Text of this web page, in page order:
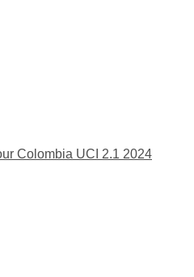
Colombia UCI 2.1 2024